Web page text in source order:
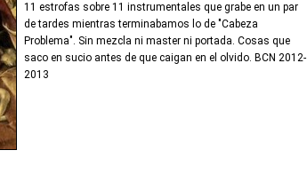
11 estrofas sobre 11 instrumentales que grabe en un par
de tardes mientras terminabamos lo de "Cabeza
Problema". Sin mezcla ni master ni portada. Cosas que
saco en sucio antes de que caigan en el olvido. BCN 2012-
2013